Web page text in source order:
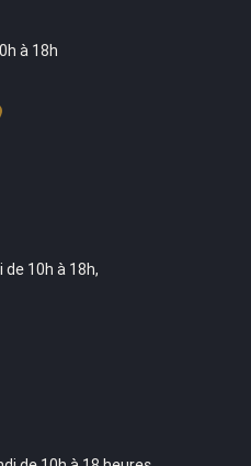
à 18h
10h à 18h,